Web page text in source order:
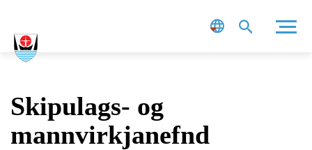
Skipulags- og
mannvirkjanefnd